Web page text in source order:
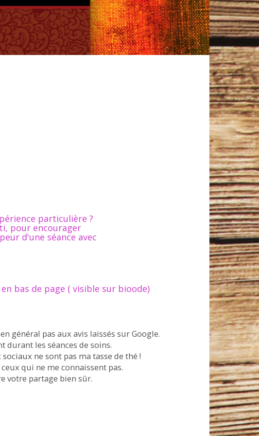
particulière ?
pour encourager
d'une séance avec
bas de page ( visible sur bioode)
général pas aux avis laissés sur Google.
durant les séances de soins.
ne sont pas ma tasse de thé !
qui ne me connaissent pas.
votre partage bien sûr.